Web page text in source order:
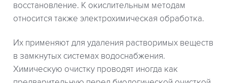
восстановление. К окислительным методам
относится также электрохимическая обработка.
Их применяют для удаления растворимых веществ
в замкнутых системах водоснабжения.
Химическую очистку проводят иногда как